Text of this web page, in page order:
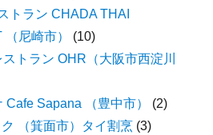
トラン CHADA THAI
尼崎市）
(10)
トラン OHR（大阪市西淀川
Cafe Sapana （豊中市）
(2)
（箕面市）タイ割烹 (3)